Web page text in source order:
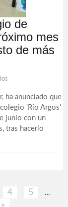
de
mes
de más
ha anunciado que
'Río Argos'
junio con un
tras hacerlo
4 5 …